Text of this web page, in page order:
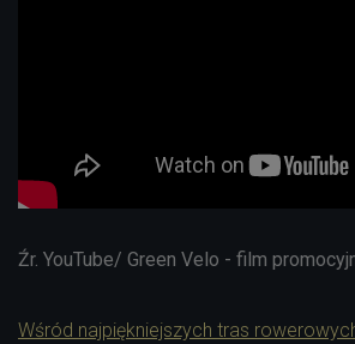
Źr. YouTube/ Green Velo - film
Wśród najpiękniejszych tras